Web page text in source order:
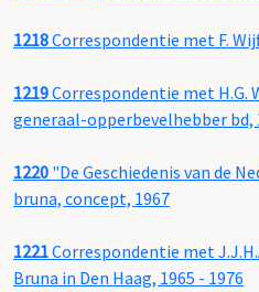
1218Correspondentie met F.
1219Correspondentie met H.G.
generaal-opperbevelhebber bd,
1220 "De Geschiedenis van de
bruna, concept, 1967
1221Correspondentie met
Bruna in Den Haag, 1965 - 1976